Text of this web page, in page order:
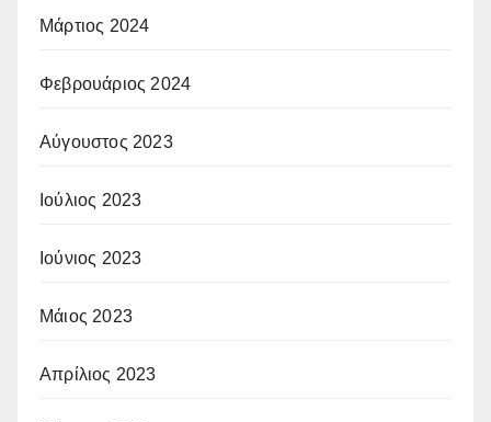
Μάρτιος 2024
Φεβρουάριος 2024
Αύγουστος 2023
Ιούλιος 2023
Ιούνιος 2023
Μάιος 2023
Απρίλιος 2023